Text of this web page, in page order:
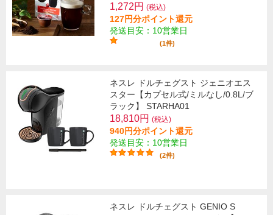
1,272円 (税込)
127円分ポイント還元
発送目安：10営業日
(1件)
ネスレ ドルチェグスト ジェニオエス
スター【カプセル式/ミルなし/0.8L/ブ
ラック】 STARHA01
18,810円 (税込)
940円分ポイント還元
発送目安：10営業日
(2件)
ネスレ ドルチェグスト GENIO S